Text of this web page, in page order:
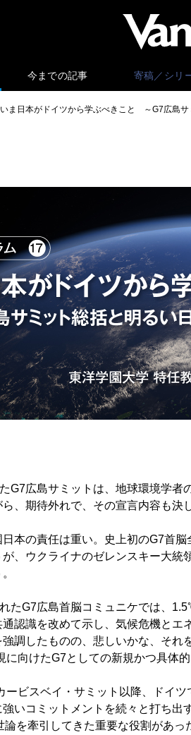
今までの記事 寄稿／シリ
ま日本がドイツから学ぶべきこと ～G7広島
G7広島サミットは、地球環境学者
、期待外れで、その宣言内容も決
本の責任は重い。史上初のG7首
、ウクライナのゼレンスキー大統
たG7広島首脳コミュニケでは、
認識を改めて示し、気候危機とエ
調したものの、悲しいかな、それ
向けたG7としての新規かつ具体
ービスベイ・サミット以降、ドイ
いコミットメントを続々と打ち出
論を牽引してきた重要な役割があ